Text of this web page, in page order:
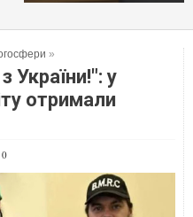
»
України!": у
отримали
0